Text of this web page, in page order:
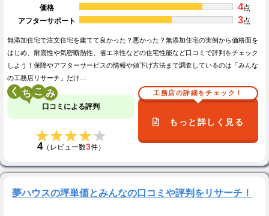
価格
4点
アフターサポート
3点
無添加住宅で注文住宅を建てて良かった？悪かった？無添加住宅の実例から価格面を
はじめ、耐震性や気密断熱性、省エネ性などの住宅性能など口コミで評判をチェック
しよう！保障やアフターサービスの情報や値下げ方法まで調査しているのは「みんな
の工務店リサーチ」だけ…
く こ
口コミによる評判
★★★★★
★★★★★
4（レビュー数3件）
工務店の詳細をチェック！
もっと詳しく見る
夢ハウスの坪単価とみんなの口コミや評判をリサーチ！